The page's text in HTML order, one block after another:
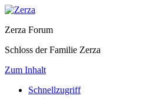
Zerza Forum
Schloss der Familie Zerza
Zum Inhalt
Schnellzugriff